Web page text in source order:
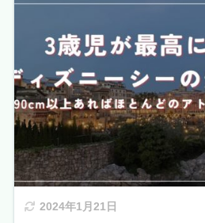
2024年1月21日